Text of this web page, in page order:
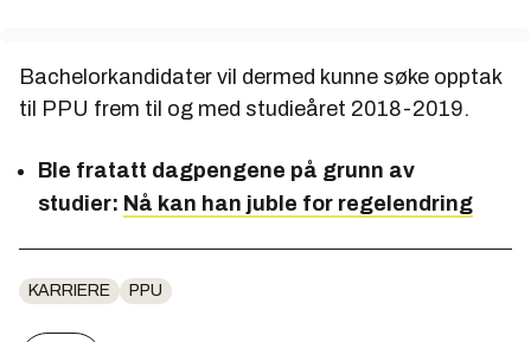
Bachelorkandidater vil dermed kunne søke opptak
til PPU frem til og med studieåret 2018-2019.
Ble fratatt dagpengene på grunn av
studier: Nå kan han juble for regelendring
KARRIERE PPU